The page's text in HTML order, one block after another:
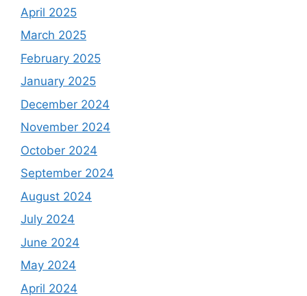
April 2025
March 2025
February 2025
January 2025
December 2024
November 2024
October 2024
September 2024
August 2024
July 2024
June 2024
May 2024
April 2024